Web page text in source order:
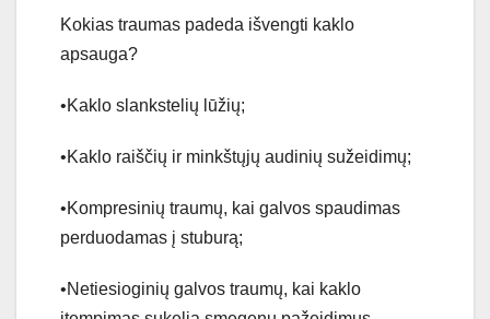
Kokias traumas padeda išvengti kaklo
apsauga?
•Kaklo slankstelių lūžių;
•Kaklo raiščių ir minkštųjų audinių sužeidimų;
•Kompresinių traumų, kai galvos spaudimas
perduodamas į stuburą;
•Netiesioginių galvos traumų, kai kaklo